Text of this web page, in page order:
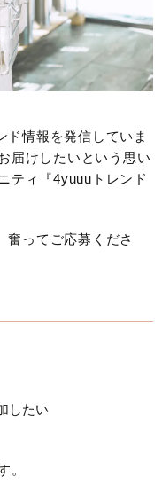
ド情報を発信していま
届けしたいという思い
ティ『4yuuuトレンド
奮ってご応募くださ
したい
。